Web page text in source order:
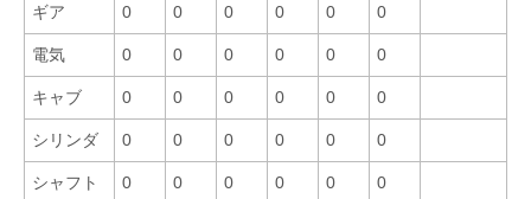
ギア 0 0 0 0 0 0
電気 0 0 0 0 0 0
キャブ 0 0 0 0 0 0
シリンダ 0 0 0 0 0 0
シャフト 0 0 0 0 0 0